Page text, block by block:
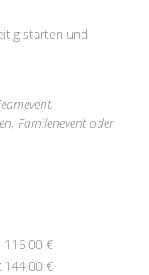
starten und
Familenevent oder
116,00 €
144,00 €